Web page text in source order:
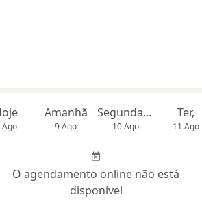
Ago
Amanhã
9 Ago
Segunda-feira
10 Ago
Ter,
11 Ago
O agendamento online não está
disponível